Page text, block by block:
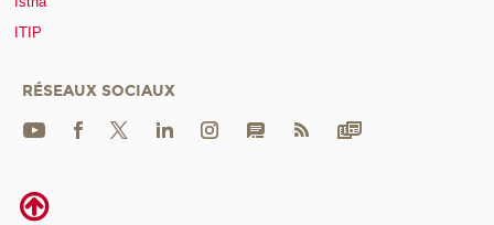
ITIP
RÉSEAUX SOCIAUX